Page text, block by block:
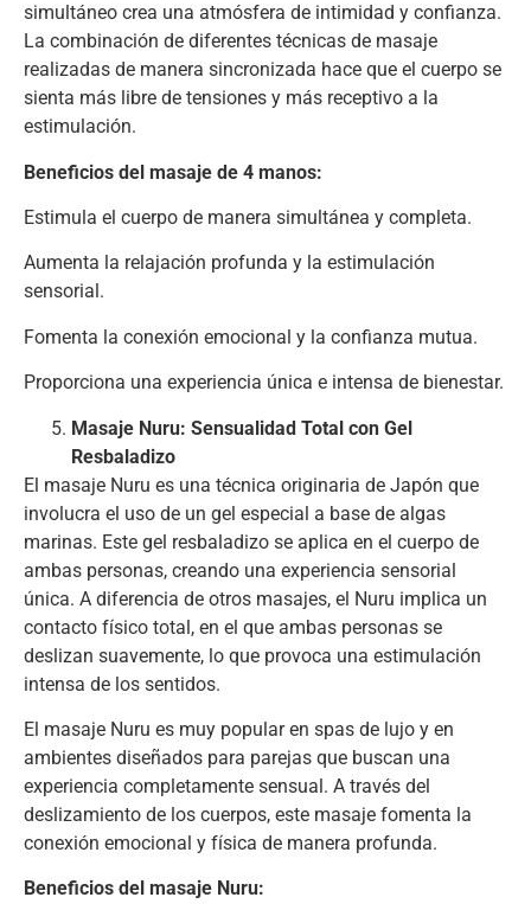
simultáneo crea una atmósfera de intimidad y confianza.
La combinación de diferentes técnicas de masaje
realizadas de manera sincronizada hace que el cuerpo se
sienta más libre de tensiones y más receptivo a la
estimulación.
Beneficios del masaje de 4 manos:
Estimula el cuerpo de manera simultánea y completa.
Aumenta la relajación profunda y la estimulación
sensorial.
Fomenta la conexión emocional y la confianza mutua.
Proporciona una experiencia única e intensa de bienestar.
Masaje Nuru: Sensualidad Total con Gel
Resbaladizo
El masaje Nuru es una técnica originaria de Japón que
involucra el uso de un gel especial a base de algas
marinas. Este gel resbaladizo se aplica en el cuerpo de
ambas personas, creando una experiencia sensorial
única. A diferencia de otros masajes, el Nuru implica un
contacto físico total, en el que ambas personas se
deslizan suavemente, lo que provoca una estimulación
intensa de los sentidos.
El masaje Nuru es muy popular en spas de lujo y en
ambientes diseñados para parejas que buscan una
experiencia completamente sensual. A través del
deslizamiento de los cuerpos, este masaje fomenta la
conexión emocional y física de manera profunda.
Beneficios del masaje Nuru: